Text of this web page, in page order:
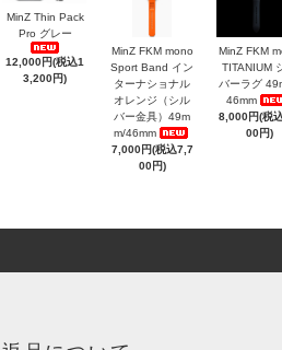
MinZ Thin Pack
Pro グレー
12,000円(税込1
3,200円)
MinZ FKM mono
Sport Band イン
ターナショナル
オレンジ（シル
バー金具）49m
m/46mm
7,000円(税込7,7
00円)
MinZ FKM
TITANIUM
バーラグ
46mm
8,000円(税
00円)